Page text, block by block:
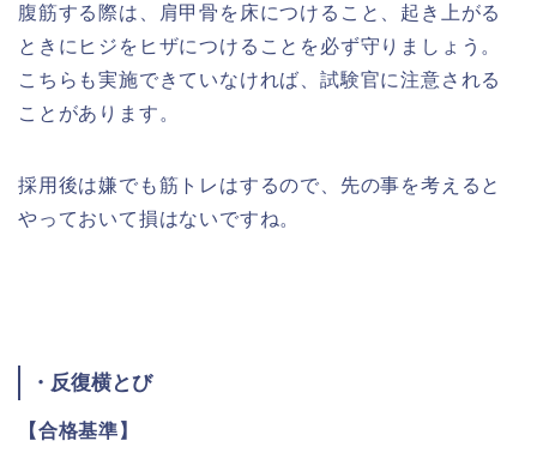
腹筋する際は、肩甲骨を床につけること、起き上がる
ときにヒジをヒザにつけることを必ず守りましょう。
こちらも実施できていなければ、試験官に注意される
ことがあります。
採用後は嫌でも筋トレはするので、先の事を考えると
やっておいて損はないですね。
・反復横とび
【合格基準】